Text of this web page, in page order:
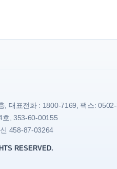
대표전화 : 1800-7169, 팩스:
호, 353-60-00155
458-87-03264
RESERVED.